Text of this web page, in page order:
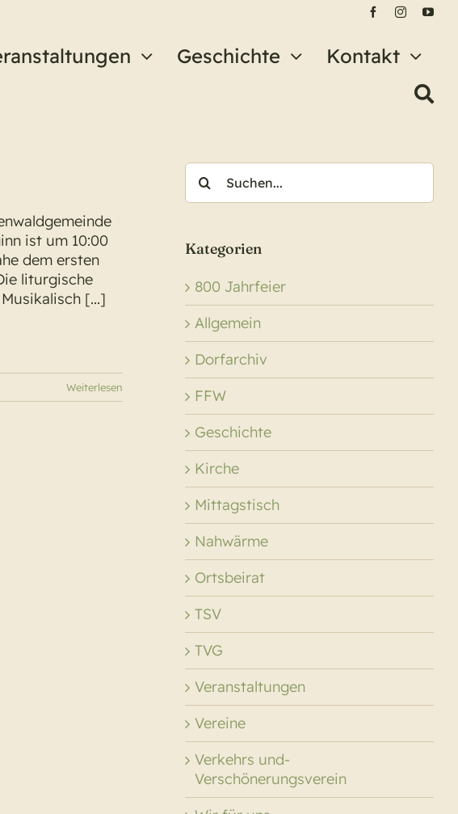
Geschichte Kontakt
ist um 10:00
dem ersten
liturgische
[...]
Weiterlesen
Suche
nach:
Kategorien
800 Jahrfeier
Allgemein
Dorfarchiv
FFW
Geschichte
Kirche
Mittagstisch
Nahwärme
Ortsbeirat
TSV
TVG
Veranstaltungen
Vereine
Verkehrs und-
Verschönerungsverein